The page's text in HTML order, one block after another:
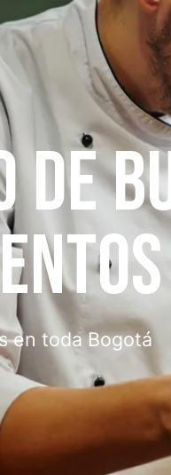
DE
en toda Bogotá